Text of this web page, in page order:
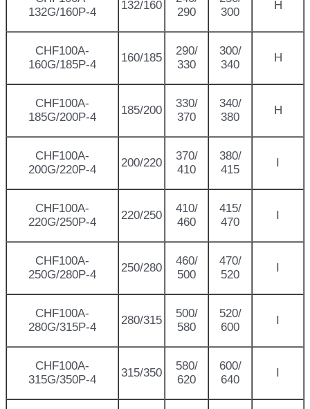
132G/160P-4
132/160
290
300
H
CHF100A-
160G/185P-4
160/185
290/
330
300/
340
H
CHF100A-
185G/200P-4
185/200
330/
370
340/
380
H
CHF100A-
200G/220P-4
200/220
370/
410
380/
415
CHF100A-
220G/250P-4
220/250
410/
460
415/
470
CHF100A-
250G/280P-4
250/280
460/
500
470/
520
CHF100A-
280G/315P-4
280/315
500/
580
520/
600
CHF100A-
315G/350P-4
315/350
580/
620
600/
640